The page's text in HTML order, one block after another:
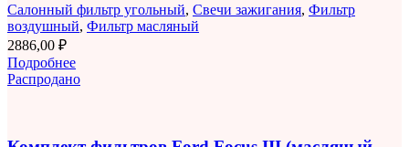
Салонный фильтр угольный, Свечи зажигания, Фильтр
воздушный, Фильтр масляный
2886,00 ₽
Подробнее
Распродано